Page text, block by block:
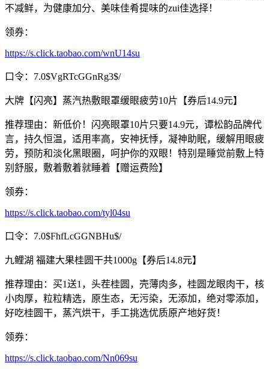
不减鲜，为健康加分、美味佳肴提味的zui佳选择！
领券：
https://s.click.taobao.com/wnU14su
口令：7.0$VgRTcGGnRg3$/
大牌【闪亮】蒸汽热敷眼罩缓眼疲劳10片【券后14.9元】
推荐理由：新低价！闪亮眼罩10片只要14.9元，谭松韵品牌代
言，持久恒温，适用率高，安神抚悸，凝神助眠，缓解用眼疲
劳，预防和淡化黑眼圈，呵护你的双眼！特别是睡觉前敷上特
别舒服，敷着敷着就睡着【赠运费险】
领券：
https://s.click.taobao.com/tyl04su
口令：7.0$FhfLcGGNBHu$/
九鲤湖 福建大果桂圆干共1000g【券后14.8元】
推荐理由：买1送1，头茬桂圆，壳薄肉多，桂圆龙眼肉干，核
小肉厚，粒粒精选，原生态，无污染，无添加，绝对零添加，
好吃桂圆干，蒸汽烘干，手工挑选优质原产地好货！
领券：
https://s.click.taobao.com/Nn069su